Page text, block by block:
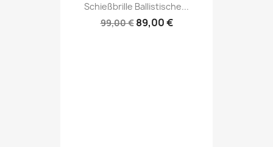
Schießbrille Ballistische...
99,00 € 89,00 €